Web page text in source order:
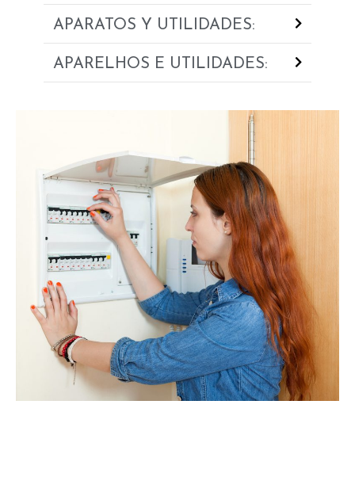
APARATOS Y UTILIDADES:
APARELHOS E UTILIDADES: